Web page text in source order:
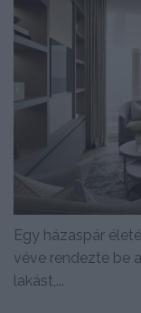
Egy házaspár
véve rendezte be
lakást,...